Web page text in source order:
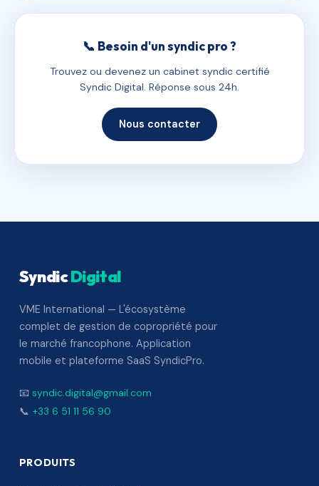
📞 Besoin d'un syndic pro ?
Trouvez ou devenez un cabinet syndic certifié
Syndic Digital. Réponse sous 24h.
Nous contacter
SyndicDigital
VME International — L'écosystème
complet de gestion de copropriété pour
le marché francophone. Application
mobile et plateforme SaaS SyndicPro.
📧 syndic.digital@gmail.com
📞 +33 6 51 11 56 90
PRODUITS